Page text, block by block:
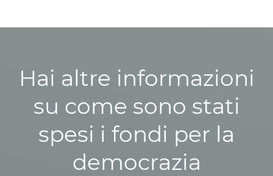
Hai altre informazioni
su come sono stati
spesi i fondi per la
democrazia